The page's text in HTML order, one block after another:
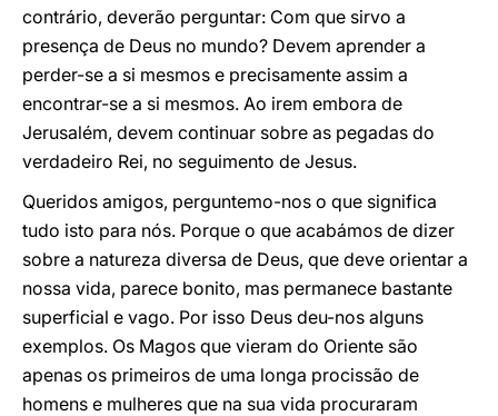
contrário, deverão perguntar: Com que sirvo a
presença de Deus no mundo? Devem aprender a
perder-se a si mesmos e precisamente assim a
encontrar-se a si mesmos. Ao irem embora de
Jerusalém, devem continuar sobre as pegadas do
verdadeiro Rei, no seguimento de Jesus.
Queridos amigos, perguntemo-nos o que significa
tudo isto para nós. Porque o que acabámos de dizer
sobre a natureza diversa de Deus, que deve orientar a
nossa vida, parece bonito, mas permanece bastante
superficial e vago. Por isso Deus deu-nos alguns
exemplos. Os Magos que vieram do Oriente são
apenas os primeiros de uma longa procissão de
homens e mulheres que na sua vida procuraram